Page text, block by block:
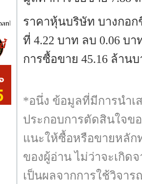
ราคาหุ้นบริษัท บางกอ
ที่ 4.22 บาท ลบ 0.06 บ
การซื้อขาย 45.16 ล้าน
*อนึ่ง ข้อมูลที่มีการนำเ
ประกอบการตัดสินใจข
แนะให้ซื้อหรือขายหลัก
ของผู้อ่าน ไม่ว่าจะเกิด
เป็นผลจากการใช้วิจา